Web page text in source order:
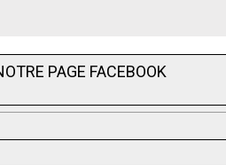
PAGE FACEBOOK